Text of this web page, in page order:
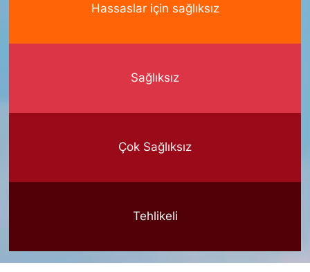
Hassaslar için sağlıksız
Sağlıksız
Çok Sağlıksız
Tehlikeli